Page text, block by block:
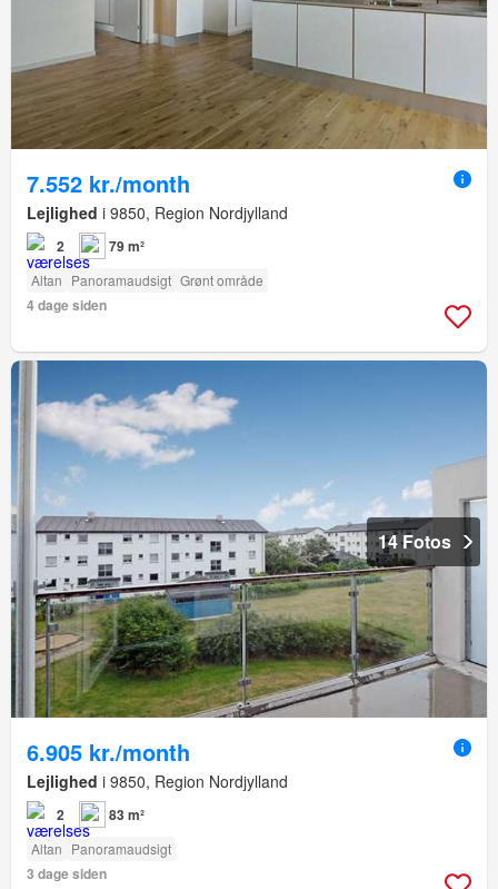
7.552 kr./month
Lejlighed i 9850, Region Nordjylland
2 79 m²
Altan Panoramaudsigt Grønt område
4 dage siden
14 Fotos
6.905 kr./month
Lejlighed i 9850, Region Nordjylland
2 83 m²
Altan Panoramaudsigt
3 dage siden